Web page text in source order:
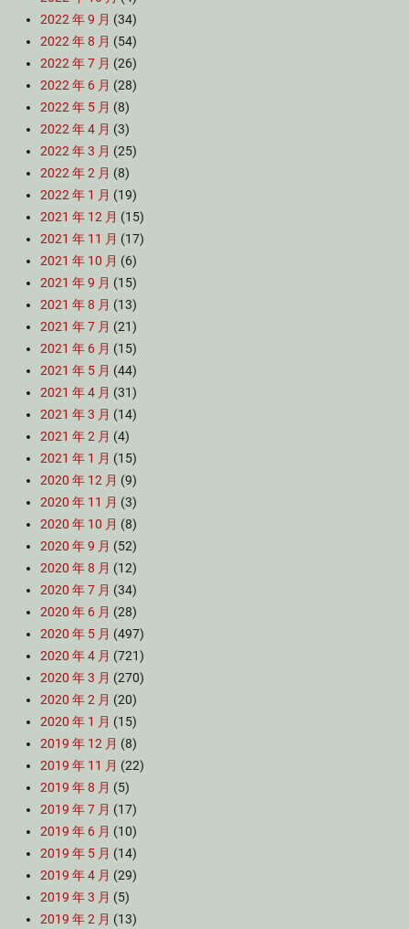
2022 年 9 月 (34)
2022 年 8 月 (54)
2022 年 7 月 (26)
2022 年 6 月 (28)
2022 年 5 月 (8)
2022 年 4 月 (3)
2022 年 3 月 (25)
2022 年 2 月 (8)
2022 年 1 月 (19)
2021 年 12 月 (15)
2021 年 11 月 (17)
2021 年 10 月 (6)
2021 年 9 月 (15)
2021 年 8 月 (13)
2021 年 7 月 (21)
2021 年 6 月 (15)
2021 年 5 月 (44)
2021 年 4 月 (31)
2021 年 3 月 (14)
2021 年 2 月 (4)
2021 年 1 月 (15)
2020 年 12 月 (9)
2020 年 11 月 (3)
2020 年 10 月 (8)
2020 年 9 月 (52)
2020 年 8 月 (12)
2020 年 7 月 (34)
2020 年 6 月 (28)
2020 年 5 月 (497)
2020 年 4 月 (721)
2020 年 3 月 (270)
2020 年 2 月 (20)
2020 年 1 月 (15)
2019 年 12 月 (8)
2019 年 11 月 (22)
2019 年 8 月 (5)
2019 年 7 月 (17)
2019 年 6 月 (10)
2019 年 5 月 (14)
2019 年 4 月 (29)
2019 年 3 月 (5)
2019 年 2 月 (13)